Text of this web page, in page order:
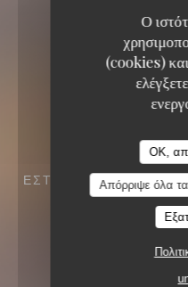
Ο
(cookies)
OK,
Απόρριψε όλα
ΕΣΤΙΑΤΌΡΙΟ 12,